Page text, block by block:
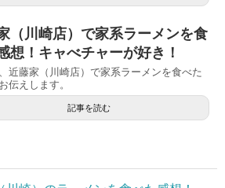
（川崎店）で家系ラーメンを食
想！キャべチャーが好き！
近藤家（川崎店）で家系ラーメンを食べた
伝えします。
記事を読む